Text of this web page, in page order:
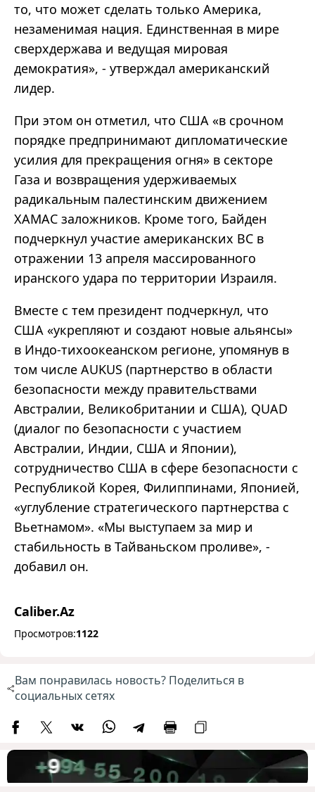
то, что может сделать только Америка,
незаменимая нация. Единственная в мире
сверхдержава и ведущая мировая
демократия», - утверждал американский
лидер.
При этом он отметил, что США «в срочном
порядке предпринимают дипломатические
усилия для прекращения огня» в секторе
Газа и возвращения удерживаемых
радикальным палестинским движением
ХАМАС заложников. Кроме того, Байден
подчеркнул участие американских ВС в
отражении 13 апреля массированного
иранского удара по территории Израиля.
Вместе с тем президент подчеркнул, что
США «укрепляют и создают новые альянсы»
в Индо-тихоокеанском регионе, упомянув в
том числе AUKUS (партнерство в области
безопасности между правительствами
Австралии, Великобритании и США), QUAD
(диалог по безопасности с участием
Австралии, Индии, США и Японии),
сотрудничество США в сфере безопасности с
Республикой Корея, Филиппинами, Японией,
«углубление стратегического партнерства с
Вьетнамом». «Мы выступаем за мир и
стабильность в Тайваньском проливе», -
добавил он.
Caliber.Az
Просмотров:1122
Вам понравилась новость? Поделиться в
социальных сетях